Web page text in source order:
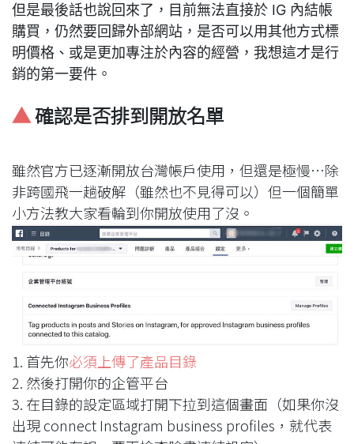
但是最後話也說回來了，目前無法直接於 IG 內結帳
購買，仍然要回歸外部網站，是否可以用其他方式標
明價格、或是更加專注於內容的經營，我想這才是行
銷的第一要件。
▲確認是否排到開放名單
雖然官方已逐漸開放台灣帳戶使用，但還是極慢⋯除
非跨國飛一趟破解（雖然也不見得可以）但一個簡單
小方法教大家看輪到你開放使用了沒。
1. 首先你必須上傳了產品目錄
2. 然後打開你的企管平台
3. 在目錄的設定區域打開下拉到這個畫面（如果你沒
出現 connect Instagram business profiles，就代表